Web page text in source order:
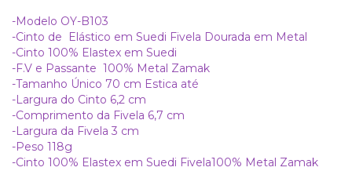
-Modelo OY-B103
-Cinto de Elástico em Suedi Fivela Dourada em Metal
-Cinto 100% Elastex em Suedi
-F.V e Passante 100% Metal Zamak
-Tamanho Único 70 cm Estica até
-Largura do Cinto 6,2 cm
-Comprimento da Fivela 6,7 cm
-Largura da Fivela 3 cm
-Peso 118g
-Cinto 100% Elastex em Suedi Fivela100% Metal Zamak